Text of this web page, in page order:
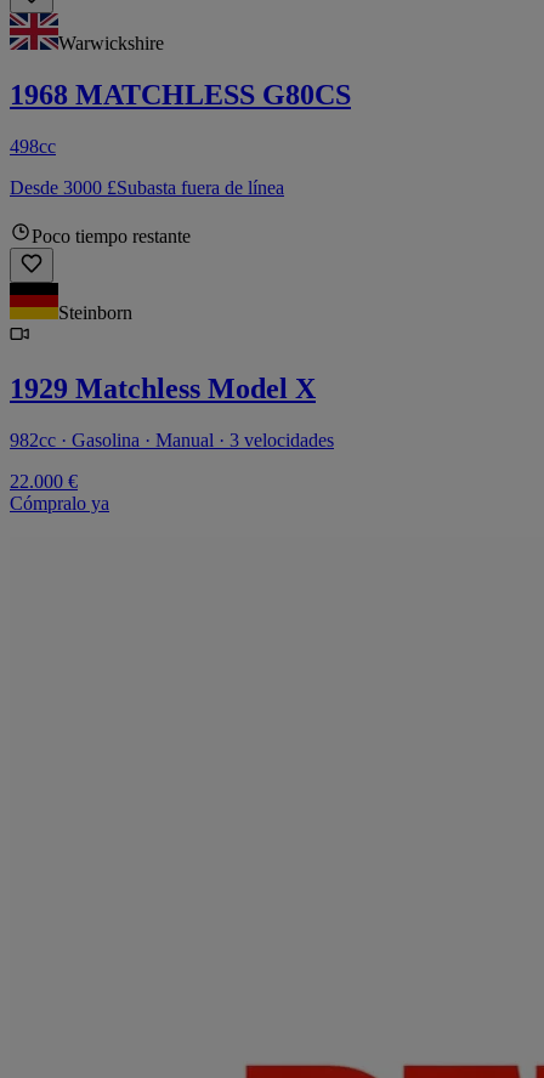
Warwickshire
1968 MATCHLESS G80CS
498cc
Desde 3000 £Subasta fuera de línea
Poco tiempo restante
Steinborn
1929 Matchless Model X
982cc · Gasolina · Manual · 3 velocidades
22.000 €
Cómpralo ya